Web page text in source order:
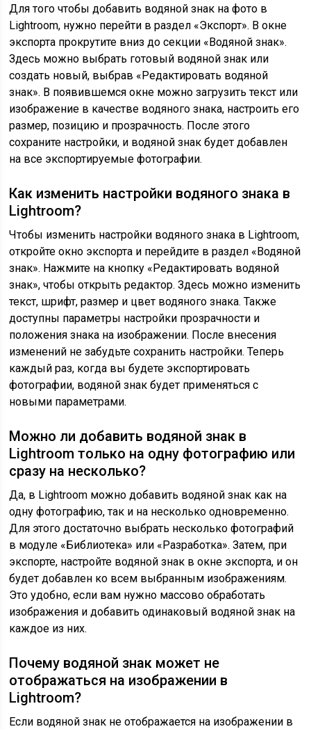
Для того чтобы добавить водяной знак на фото в
Lightroom, нужно перейти в раздел «Экспорт». В окне
экспорта прокрутите вниз до секции «Водяной знак».
Здесь можно выбрать готовый водяной знак или
создать новый, выбрав «Редактировать водяной
знак». В появившемся окне можно загрузить текст или
изображение в качестве водяного знака, настроить его
размер, позицию и прозрачность. После этого
сохраните настройки, и водяной знак будет добавлен
на все экспортируемые фотографии.
Как изменить настройки водяного знака в
Lightroom?
Чтобы изменить настройки водяного знака в Lightroom,
откройте окно экспорта и перейдите в раздел «Водяной
знак». Нажмите на кнопку «Редактировать водяной
знак», чтобы открыть редактор. Здесь можно изменить
текст, шрифт, размер и цвет водяного знака. Также
доступны параметры настройки прозрачности и
положения знака на изображении. После внесения
изменений не забудьте сохранить настройки. Теперь
каждый раз, когда вы будете экспортировать
фотографии, водяной знак будет применяться с
новыми параметрами.
Можно ли добавить водяной знак в
Lightroom только на одну фотографию или
сразу на несколько?
Да, в Lightroom можно добавить водяной знак как на
одну фотографию, так и на несколько одновременно.
Для этого достаточно выбрать несколько фотографий
в модуле «Библиотека» или «Разработка». Затем, при
экспорте, настройте водяной знак в окне экспорта, и он
будет добавлен ко всем выбранным изображениям.
Это удобно, если вам нужно массово обработать
изображения и добавить одинаковый водяной знак на
каждое из них.
Почему водяной знак может не
отображаться на изображении в
Lightroom?
Если водяной знак не отображается на изображении в